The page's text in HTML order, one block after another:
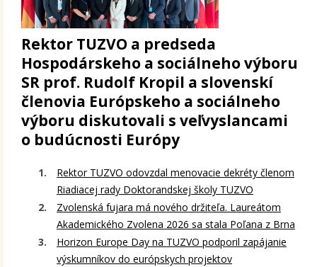
Rektor TUZVO a predseda
Hospodárskeho a sociálneho výboru
SR prof. Rudolf Kropil a slovenskí
členovia Európskeho a sociálneho
výboru diskutovali s veľvyslancami
o budúcnosti Európy
Rektor TUZVO odovzdal menovacie dekréty členom
Riadiacej rady Doktorandskej školy TUZVO
Zvolenská fujara má nového držiteľa. Laureátom
Akademického Zvolena 2026 sa stala Poľana z Brna
Horizon Europe Day na TUZVO podporil zapájanie
výskumníkov do európskych projektov